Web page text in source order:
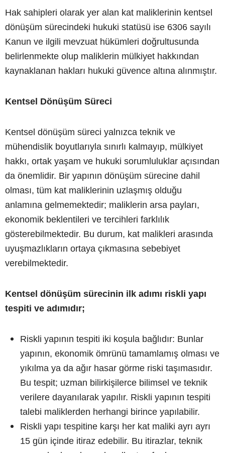
Hak sahipleri olarak yer alan kat maliklerinin kentsel
dönüşüm sürecindeki hukuki statüsü ise 6306 sayılı
Kanun ve ilgili mevzuat hükümleri doğrultusunda
belirlenmekte olup maliklerin mülkiyet hakkından
kaynaklanan hakları hukuki güvence altına alınmıştır.
Kentsel Dönüşüm Süreci
Kentsel dönüşüm süreci yalnızca teknik ve
mühendislik boyutlarıyla sınırlı kalmayıp, mülkiyet
hakkı, ortak yaşam ve hukuki sorumluluklar açısından
da önemlidir. Bir yapının dönüşüm sürecine dahil
olması, tüm kat maliklerinin uzlaşmış olduğu
anlamına gelmemektedir; maliklerin arsa payları,
ekonomik beklentileri ve tercihleri farklılık
gösterebilmektedir. Bu durum, kat malikleri arasında
uyuşmazlıkların ortaya çıkmasına sebebiyet
verebilmektedir.
Kentsel dönüşüm sürecinin ilk adımı riskli yapı
tespiti ve adımıdır;
Riskli yapının tespiti iki koşula bağlıdır: Bunlar
yapının, ekonomik ömrünü tamamlamış olması ve
yıkılma ya da ağır hasar görme riski taşımasıdır.
Bu tespit; uzman bilirkişilerce bilimsel ve teknik
verilere dayanılarak yapılır. Riskli yapının tespiti
talebi maliklerden herhangi birince yapılabilir.
Riskli yapı tespitine karşı her kat maliki ayrı ayrı
15 gün içinde itiraz edebilir. Bu itirazlar, teknik